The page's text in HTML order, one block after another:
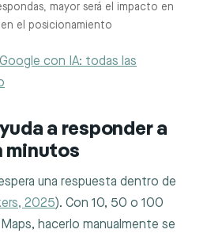
mayor será el impacto en
en el posicionamiento
con IA: todas las
a responder a
minutos
una respuesta dentro de
2025). Con 10, 50 o 100
hacerlo manualmente se